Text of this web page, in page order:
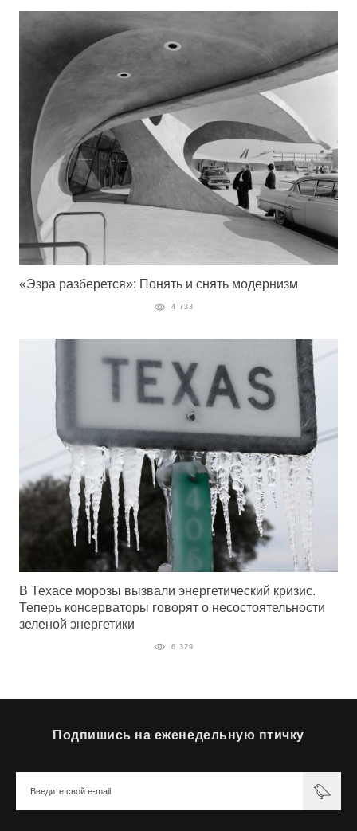
«Эзра разберется»: Понять и снять модернизм
4 733
В Техасе морозы вызвали энергетический кризис.
Теперь консерваторы говорят о несостоятельности
зеленой энергетики
6 329
Подпишись на еженедельную птичку